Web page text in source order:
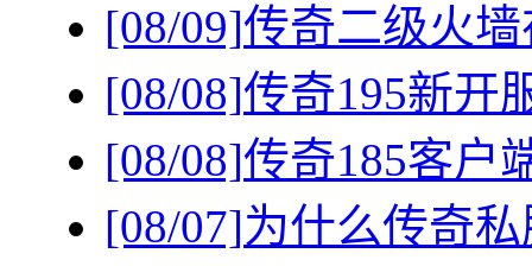
[08/09]传奇二级火
[08/08]传奇195新开
[08/08]传奇185客户
[08/07]为什么传奇